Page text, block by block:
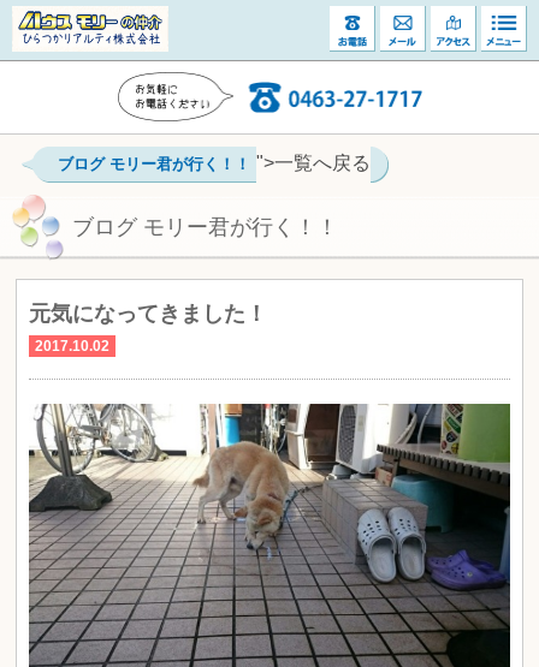
ブログ モリー君が行く！！ ">一覧へ戻る
ブログ モリー君が行く！！
元気になってきました！
2017.10.02